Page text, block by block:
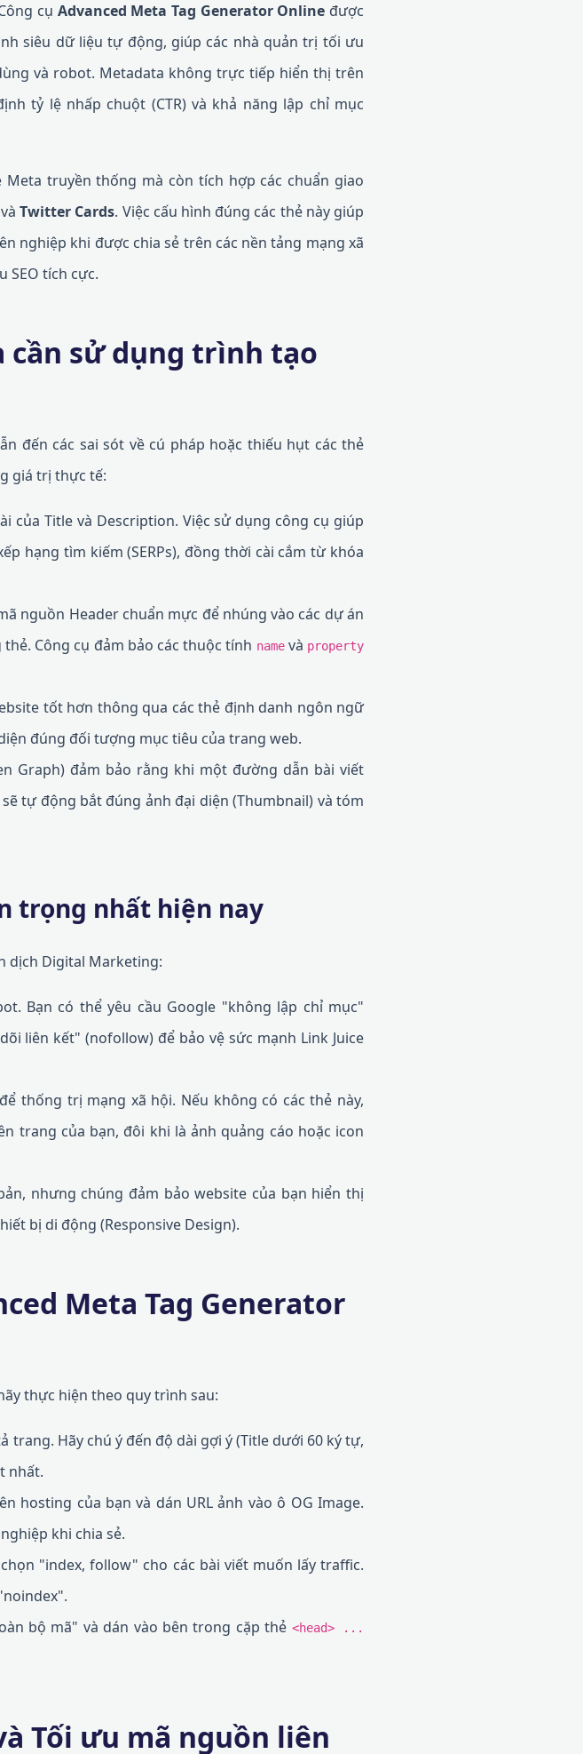
cụ Advanced Meta Tag Generator Online được
siêu dữ liệu tự động, giúp các nhà quản trị tối ưu
và robot. Metadata không trực tiếp hiển thị trên
tỷ lệ nhấp chuột (CTR) và khả năng lập chỉ mục
truyền thống mà còn tích hợp các chuẩn giao
vàTwitter Cards. Việc cấu hình đúng các thẻ này giúp
nghiệp khi được chia sẻ trên các nền tảng mạng xã
SEO tích cực.
cần sử dụng trình tạo
đến các sai sót về cú pháp hoặc thiếu hụt các thẻ
giá trị thực tế:
của Title và Description. Việc sử dụng công cụ giúp
hạng tìm kiếm (SERPs), đồng thời cài cắm từ khóa
nguồn Header chuẩn mực để nhúng vào các dự án
Công cụ đảm bảo các thuộc tính namevà property
tốt hơn thông qua các thẻ định danh ngôn ngữ
đúng đối tượng mục tiêu của trang web.
Graph) đảm bảo rằng khi một đường dẫn bài viết
tự động bắt đúng ảnh đại diện (Thumbnail) và tóm
trọng nhất hiện nay
dịch Digital Marketing:
Bạn có thể yêu cầu Google "không lập chỉ mục"
liên kết" (nofollow) để bảo vệ sức mạnh Link Juice
thống trị mạng xã hội. Nếu không có các thẻ này,
trang của bạn, đôi khi là ảnh quảng cáo hoặc icon
nhưng chúng đảm bảo website của bạn hiển thị
bị di động (Responsive Design).
Meta Tag Generator
thực hiện theo quy trình sau:
trang. Hãy chú ý đến độ dài gợi ý (Title dưới 60 ký tự,
nhất.
hosting của bạn và dán URL ảnh vào ô OG Image.
khi chia sẻ.
"index, follow" cho các bài viết muốn lấy traffic.
bộ mã" và dán vào bên trong cặp thẻ <head> ...
Tối ưu mã nguồn liên